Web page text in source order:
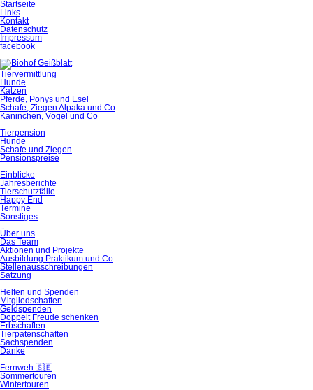
Startseite
Links
Kontakt
Datenschutz
Impressum
facebook
Tiervermittlung
Hunde
Katzen
Pferde, Ponys und Esel
Schafe, Ziegen Alpaka und Co
Kaninchen, Vögel und Co
Tierpension
Hunde
Schafe und Ziegen
Pensionspreise
Einblicke
Jahresberichte
Tierschutzfälle
Happy End
Termine
Sonstiges
Über uns
Das Team
Aktionen und Projekte
Ausbildung Praktikum und Co
Stellenausschreibungen
Satzung
Helfen und Spenden
Mitgliedschaften
Geldspenden
Doppelt Freude schenken
Erbschaften
Tierpatenschaften
Sachspenden
Danke
Fernweh 🇸🇪
Sommertouren
Wintertouren